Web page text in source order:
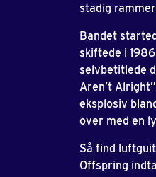
stadig
Bandet
skiftede i
selvbetitlede
Aren’t
eksplosiv
over med en
Så find
Offspring